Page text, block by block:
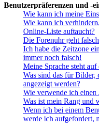
Benutzerpräferenzen und -
Wie kann ich meine
Wie kann ich
Online-Liste auftaucht?
Die Forenuhr geht
Ich habe die Zeitzone
immer noch falsch!
Meine Sprache steht
Was sind das für Bilder,
angezeigt werden?
Wie verwende ich einen
Was ist mein Rang und
Wenn ich bei einem
werde ich aufgefordert,